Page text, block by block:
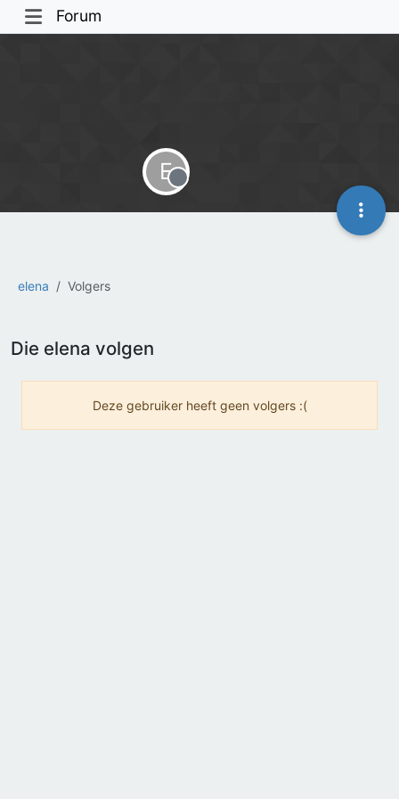
Forum
elena Volgers
E
Offline
Die elena volgen
Deze gebruiker heeft geen volgers :(